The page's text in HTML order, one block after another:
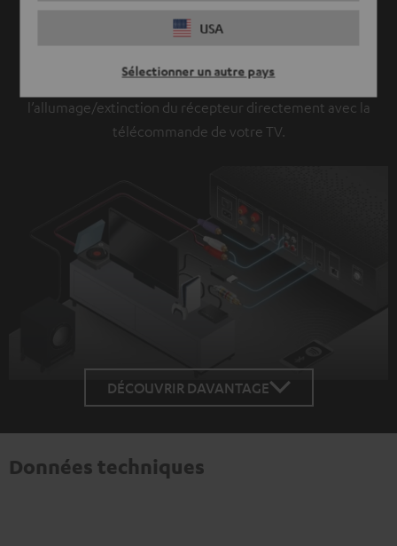
USA
Sélectionner un autre pays
Vous n’avez que la télécommande de votre téléviseur à
compatible CEC, vous pouvez contrôler le volume et
l’allumage/extinction du récepteur directement avec la
télécommande de votre TV.
DÉCOUVRIR DAVANTAGE
Données techniques